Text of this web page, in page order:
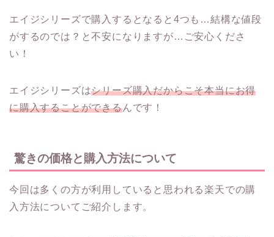
エイジシリーズで購入するとなると4つも…結構な値段
がするのでは？と不安になりますが…ご安心くださ
い！
エイジシリーズはシリーズ購入だからこそ本当にお得
に購入することができるんです！
驚きの価格と購入方法について
今回は多くの方が利用していると思われる楽天での購
入方法についてご紹介します。